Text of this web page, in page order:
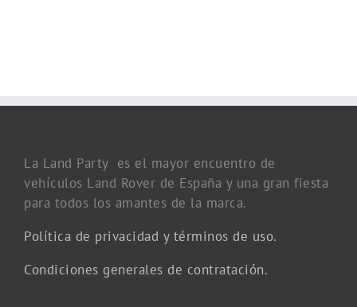
La Land Party es el mayor encuentro de
vehículos Land Rover de España y una gran fiesta
para todos los amantes de la marca.
Política de privacidad y términos de uso.
Condiciones generales de contratación.